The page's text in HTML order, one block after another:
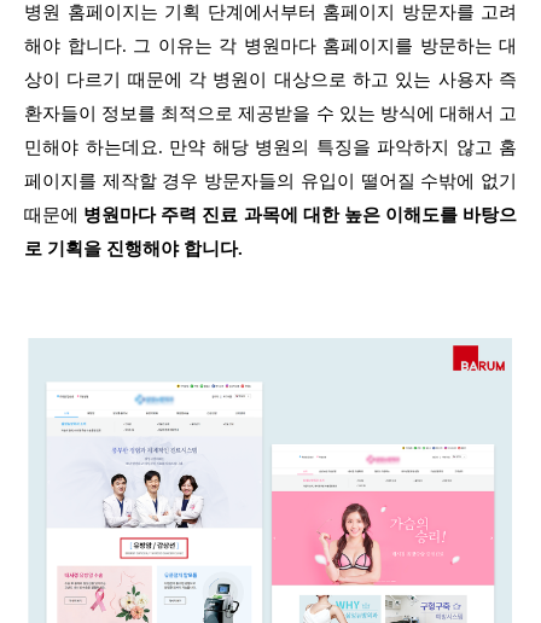
병원 홈페이지는 기획 단계에서부터 홈페이지 방문자를 고려
해야 합니다. 그 이유는 각 병원마다 홈페이지를 방문하는 대
상이 다르기 때문에 각 병원이 대상으로 하고 있는 사용자 즉
환자들이 정보를 최적으로 제공받을 수 있는 방식에 대해서 고
민해야 하는데요. 만약 해당 병원의 특징을 파악하지 않고 홈
페이지를 제작할 경우 방문자들의 유입이 떨어질 수밖에 없기
때문에 병원마다 주력 진료 과목에 대한 높은 이해도를 바탕으
로 기획을 진행해야 합니다.